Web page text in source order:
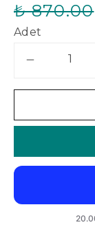
₺ 870.00
Adet